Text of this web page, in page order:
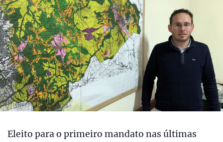
Eleito para o primeiro mandato nas últimas